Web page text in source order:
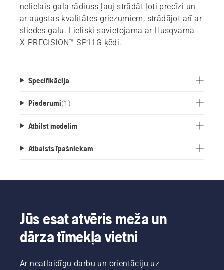
nelielais gala rādiuss ļauj strādāt ļoti precīzi un
ar augstas kvalitātes griezumiem, strādājot arī ar
sliedes galu. Lieliski savietojama ar Husqvarna
X-PRECISION™ SP11G ķēdi.
Specifikācija
Piederumi(1 )
Atbilst modelim
Atbalsts īpašniekam
Jūs esat atvēris meža un
dārza tīmekļa vietni
Ar neatlaidīgu darbu un orientāciju uz